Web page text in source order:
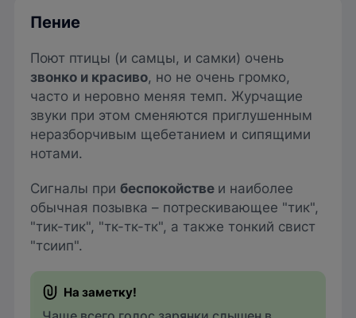
Пение
Поют птицы (и самцы, и самки) очень
звонко и красиво, но не очень громко,
часто и неровно меняя темп. Журчащие
звуки при этом сменяются приглушенным
неразборчивым щебетанием и сипящими
нотами.
Сигналы при беспокойстве и наиболее
обычная позывка – потрескивающее "тик",
"тик-тик", "тк-тк-тк", а также тонкий свист
"тcиип".